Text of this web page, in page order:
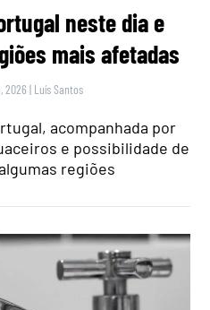
neste dia e
mais afetadas
2026 | Luís Santos
acompanhada por
e possibilidade de
regiões